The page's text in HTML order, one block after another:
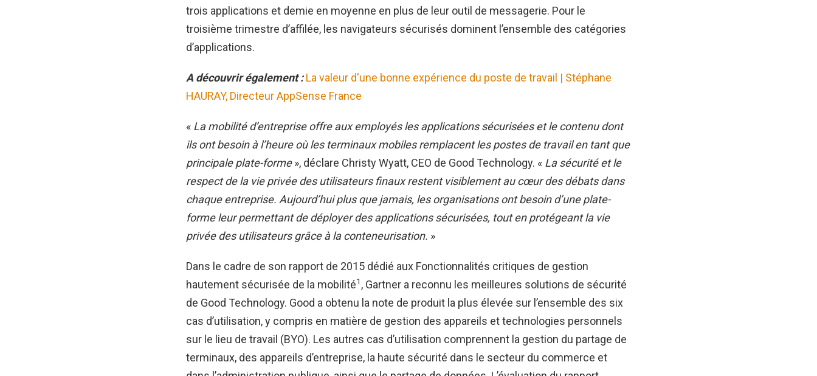
trois applications et demie en moyenne en plus de leur outil de messagerie. Pour le
troisième trimestre d’affilée, les navigateurs sécurisés dominent l’ensemble des catégories
d’applications.
A découvrir également :La valeur d'une bonne expérience du poste de travail | Stéphane
HAURAY, Directeur AppSense France
« La mobilité d’entreprise offre aux employés les applications sécurisées et le contenu dont
ils ont besoin à l’heure où les terminaux mobiles remplacent les postes de travail en tant que
principale plate-forme», déclare Christy Wyatt, CEO de Good Technology. « La sécurité et le
respect de la vie privée des utilisateurs finaux restent visiblement au cœur des débats dans
chaque entreprise. Aujourd’hui plus que jamais, les organisations ont besoin d’une plate-
forme leur permettant de déployer des applications sécurisées, tout en protégeant la vie
privée des utilisateurs grâce à la conteneurisation. »
Dans le cadre de son rapport de 2015 dédié aux Fonctionnalités critiques de gestion
hautement sécurisée de la mobilité1 , Gartner a reconnu les meilleures solutions de sécurité
de Good Technology. Good a obtenu la note de produit la plus élevée sur l’ensemble des six
cas d’utilisation, y compris en matière de gestion des appareils et technologies personnels
sur le lieu de travail (BYO). Les autres cas d’utilisation comprennent la gestion du partage de
terminaux, des appareils d’entreprise, la haute sécurité dans le secteur du commerce et